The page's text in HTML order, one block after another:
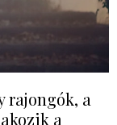
rajongók, a
a